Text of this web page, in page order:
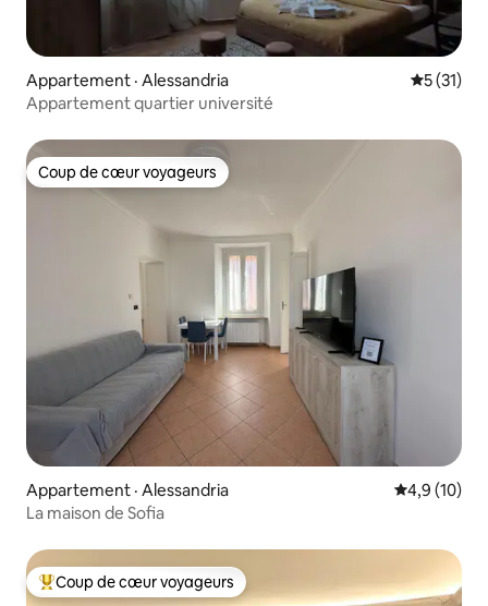
Appartement · Alessandria Note
5 (31)
Appartement quartier université
Coup de cœur voyageurs
Coup de cœur voyageurs
Appartement · Alessandria Note
4,9 (10)
La maison de Sofia
Coup de cœur voyageurs parmi les plus aimés
Coup de cœur voyageurs